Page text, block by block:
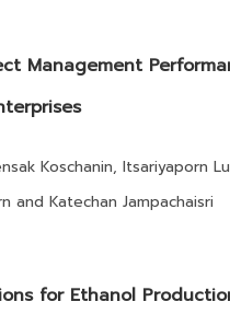
Management
Koschanin, Itsariyaporn
and Katechan Jampachaisri
for Ethanol